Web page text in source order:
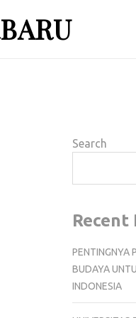
Search
Recent
PENTINGNYA
BUDAYA
INDONESIA